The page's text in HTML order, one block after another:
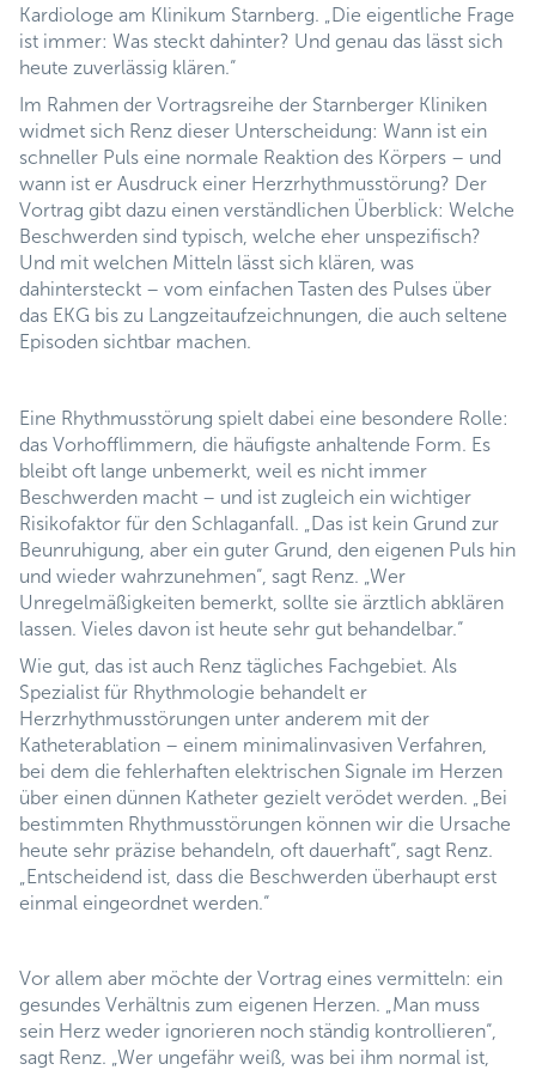
Kardiologe am Klinikum Starnberg. „Die eigentliche Frage
ist immer: Was steckt dahinter? Und genau das lässt sich
heute zuverlässig klären.“
Im Rahmen der Vortragsreihe der Starnberger Kliniken
widmet sich Renz dieser Unterscheidung: Wann ist ein
schneller Puls eine normale Reaktion des Körpers – und
wann ist er Ausdruck einer Herzrhythmusstörung? Der
Vortrag gibt dazu einen verständlichen Überblick: Welche
Beschwerden sind typisch, welche eher unspezifisch?
Und mit welchen Mitteln lässt sich klären, was
dahintersteckt – vom einfachen Tasten des Pulses über
das EKG bis zu Langzeitaufzeichnungen, die auch seltene
Episoden sichtbar machen.
Eine Rhythmusstörung spielt dabei eine besondere Rolle:
das Vorhofflimmern, die häufigste anhaltende Form. Es
bleibt oft lange unbemerkt, weil es nicht immer
Beschwerden macht – und ist zugleich ein wichtiger
Risikofaktor für den Schlaganfall. „Das ist kein Grund zur
Beunruhigung, aber ein guter Grund, den eigenen Puls hin
und wieder wahrzunehmen“, sagt Renz. „Wer
Unregelmäßigkeiten bemerkt, sollte sie ärztlich abklären
lassen. Vieles davon ist heute sehr gut behandelbar.“
Wie gut, das ist auch Renz tägliches Fachgebiet. Als
Spezialist für Rhythmologie behandelt er
Herzrhythmusstörungen unter anderem mit der
Katheterablation – einem minimalinvasiven Verfahren,
bei dem die fehlerhaften elektrischen Signale im Herzen
über einen dünnen Katheter gezielt verödet werden. „Bei
bestimmten Rhythmusstörungen können wir die Ursache
heute sehr präzise behandeln, oft dauerhaft“, sagt Renz.
„Entscheidend ist, dass die Beschwerden überhaupt erst
einmal eingeordnet werden.“
Vor allem aber möchte der Vortrag eines vermitteln: ein
gesundes Verhältnis zum eigenen Herzen. „Man muss
sein Herz weder ignorieren noch ständig kontrollieren“,
sagt Renz. „Wer ungefähr weiß, was bei ihm normal ist,